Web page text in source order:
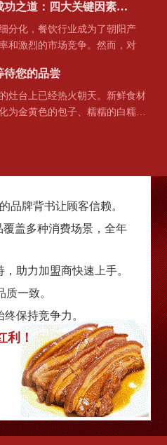
功之道：四大关键因素…
化，餐饮行业成为了朝阳产
和激烈的市场竞争。然而，对
待您的品尝
台上已经热火朝天。新鲜食材
为金黄色的包子、糯糯的白糯…
品牌背书让顾客信赖。
覆盖多种消费场景，全年
助力加盟商快速上手。
一致。
保持竞争力。
利！